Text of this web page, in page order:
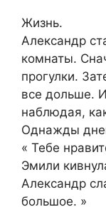
Жизнь.
Александр
комнаты.
прогулки.
все дольше.
наблюдая,
Однажды
« Тебе
Эмили
Александр
большое. »